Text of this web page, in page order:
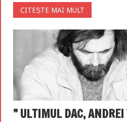
CITEȘTE MAI MULT
” ULTIMUL DAC, ANDREI